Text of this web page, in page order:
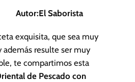
Autor:El Saborista
exquisita, que sea muy
además resulte ser muy
te compartimos esta
de Pescado con